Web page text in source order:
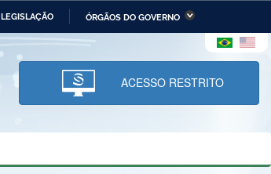
LEGISLAÇÃO ÓRGÃOS DO GOVERNO
Ministério da Infraestrutura
Ministério da Ciência,
Tecnologia, Inovações e
Comunicações
ACESSO RESTRITO